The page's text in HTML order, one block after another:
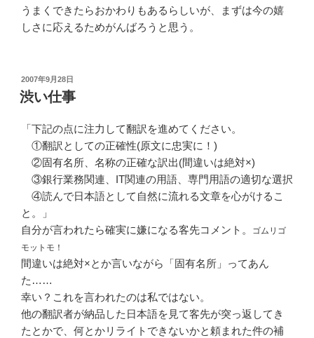
うまくできたらおかわりもあるらしいが、まずは今の嬉
しさに応えるためがんばろうと思う。
投
稿
日:
2007年9月28日
渋い仕事
「下記の点に注力して翻訳を進めてください。
①翻訳としての正確性(原文に忠実に！)
②固有名所、名称の正確な訳出(間違いは絶対×)
③銀行業務関連、IT関連の用語、専門用語の適切な選択
④読んで日本語として自然に流れる文章を心がけるこ
と。」
自分が言われたら確実に嫌になる客先コメント。
ゴムリゴ
モットモ！
間違いは絶対×とか言いながら「固有名所」ってあん
た……
幸い？これを言われたのは私ではない。
他の翻訳者が納品した日本語を見て客先が突っ返してき
たとかで、何とかリライトできないかと頼まれた件の補